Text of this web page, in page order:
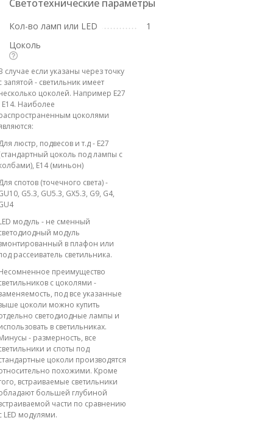
Светотехнические параметры
Кол-во ламп или LED
1
Цоколь
случае если указаны через точку
запятой - светильник имеет
цоколей. Например E27
E14. Наиболее
цоколями
люстр, подвесов и т.д - E27
цоколь под лампы с
E14 (миньон)
спотов (точечного света) -
G5.3, GU5.3, GX5.3, G9, G4,
модуль - не сменный
модуль
в плафон или
рассеиватель светильника.
преимущество
с цоколями -
под все указанные
цоколи можно купить
светодиодные лампы и
в светильниках.
- размерность, все
и споты под
цоколи производятся
похожими. Кроме
встраиваемые светильники
большей глубиной
части по сравнению
LED модулями.